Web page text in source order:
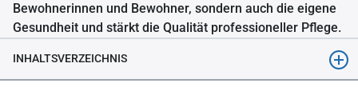
Bewohnerinnen und Bewohner, sondern auch die eigene
Gesundheit und stärkt die Qualität professioneller Pflege.
INHALTSVERZEICHNIS